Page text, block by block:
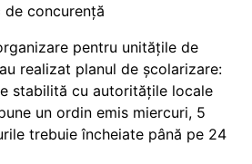
concurență
pentru unitățile de
realizat planul de școlarizare:
stabilită cu autoritățile locale
un ordin emis miercuri, 5
trebuie încheiate până pe 24